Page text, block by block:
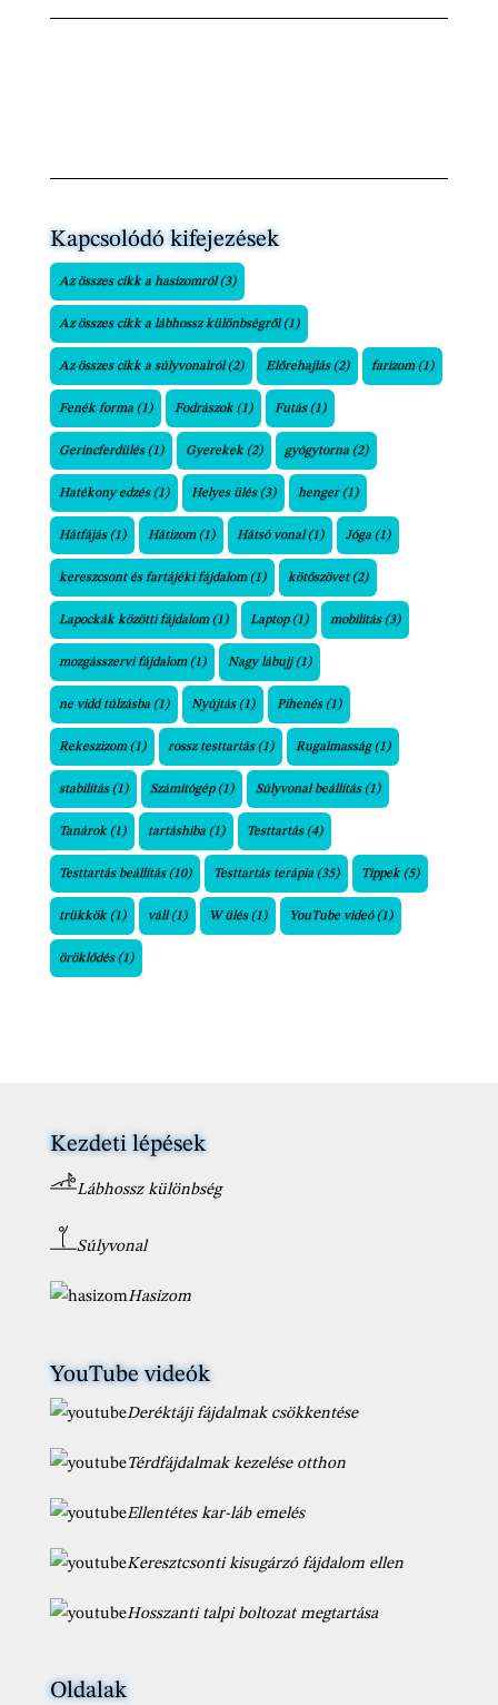
Kapcsolódó kifejezések
Az összes cikk a hasizomról(3)
Az összes cikk a lábhossz különbségről(1)
Az összes cikk a súlyvonalról(2) Előrehajlás(2) farizom(1)
Fenék forma(1) Fodrászok(1) Futás(1)
Gerincferdülés(1) Gyerekek(2) gyógytorna(2)
Hatékony edzés(1) Helyes ülés(3) henger(1)
Hátfájás(1) Hátizom(1) Hátsó vonal(1) Jóga(1)
kereszcsont és fartájéki fájdalom(1) kötőszövet(2)
Lapockák közötti fájdalom(1) Laptop(1) mobilitás(3)
mozgásszervi fájdalom(1) Nagy lábujj(1)
ne vidd túlzásba(1) Nyújtás(1) Pihenés(1)
Rekeszizom(1) rossz testtartás(1) Rugalmasság(1)
stabilitás(1) Számítógép(1) Súlyvonal beállítás(1)
Tanárok(1) tartáshiba(1) Testtartás(4)
Testtartás beállítás(10) Testtartás terápia(35) Tippek(5)
trükkök(1) váll(1) W ülés(1) YouTube videó(1)
öröklődés(1)
Kezdeti lépések
Lábhossz különbség
Súlyvonal
Hasizom
YouTube videók
Deréktáji fájdalmak csökkentése
Térdfájdalmak kezelése otthon
Ellentétes kar-láb emelés
Keresztcsonti kisugárzó fájdalom ellen
Hosszanti talpi boltozat megtartása
Oldalak